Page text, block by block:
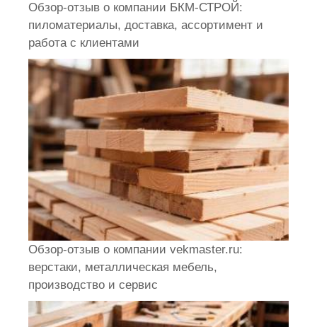
Обзор-отзыв о компании БКМ-СТРОЙ:
пиломатериалы, доставка, ассортимент и
работа с клиентами
Обзор-отзыв о компании vekmaster.ru:
верстаки, металлическая мебель,
производство и сервис